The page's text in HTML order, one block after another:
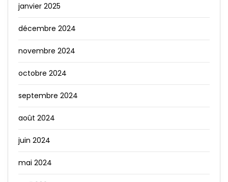
janvier 2025
décembre 2024
novembre 2024
octobre 2024
septembre 2024
août 2024
juin 2024
mai 2024